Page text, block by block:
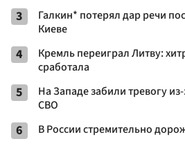
3
Галкин* потерял дар речи
Киеве
4
Кремль переиграл Литву:
сработала
5
На Западе забили тревогу
СВО
6 В России стремительно